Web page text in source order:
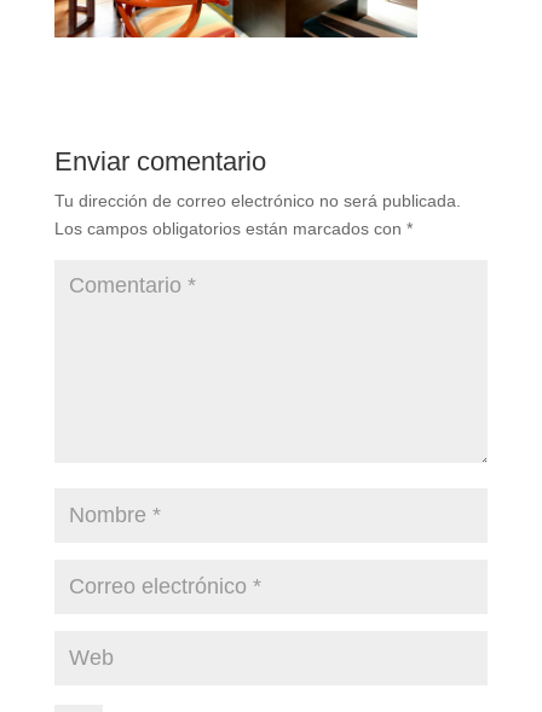
Enviar comentario
Tu dirección de correo electrónico no será publicada.
Los campos obligatorios están marcados con *